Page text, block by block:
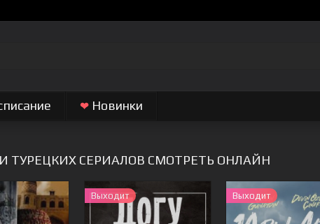
❤ Новинки
ТУРЕЦКИХ СЕРИАЛОВ СМОТРЕТЬ ОНЛАЙН
Выходит Выходит